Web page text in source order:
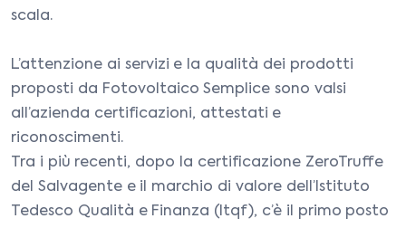
scala.
L’attenzione ai servizi e la qualità dei prodotti
proposti da Fotovoltaico Semplice sono valsi
all’azienda certificazioni, attestati e
riconoscimenti.
Tra i più recenti, dopo la certificazione ZeroTruffe
del Salvagente e il marchio di valore dell’Istituto
Tedesco Qualità e Finanza (Itqf), c’è il primo posto